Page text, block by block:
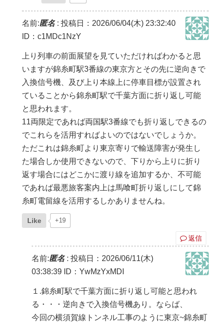
名前:匿名: 投稿日：2026/06/04(木) 23:32:40
ID：c1MDc1NzY
上り列車の前面展望を見ていただければわかると思
いますが錦糸町駅3番線の東京方とその先に逆向きで
入換信号機、及び上り本線上に停車目標が設置され
ていることから錦糸町駅で千葉方面に折り返し可能
と思われます。
11両限定であれば両国駅3番線でも折り返しできるの
でこれらを活用すればよいのではないでしょうか。
ただこれは錦糸町より東京寄りで輸送障害が発生し
た場合しか使用できないので、下りから上りに折り
返す場合にはどこかに渡り線を追加するか、不可能
であれば最悪旅客案内上は馬喰町折り返しにして錦
糸町電留線を活用するしかありませんね。
Like +19
返信
名前:匿名: 投稿日：2026/06/11(木)
03:38:39 ID：YwMzYxMDI
１.錦糸町駅で千葉方面に折り返し可能と思われ
る・・・逆向きで入換信号機あり。ならば、
今回の横須賀線トンネル工事のように東京~錦糸町